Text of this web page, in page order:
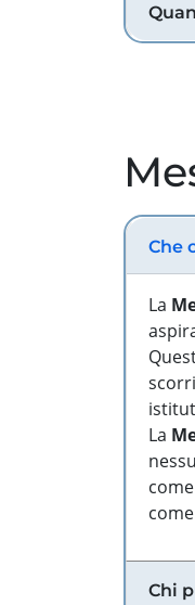
Che
La
La
come
Chi